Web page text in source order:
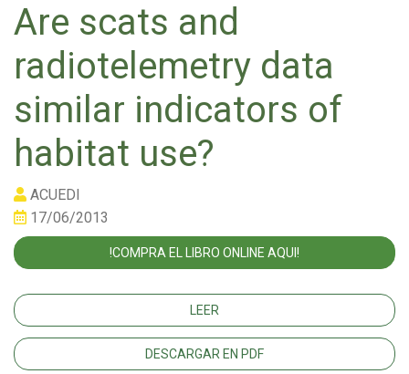
Are scats and
radiotelemetry data
similar indicators of
habitat use?
ACUEDI
17/06/2013
!COMPRA EL LIBRO ONLINE AQUI!
LEER
DESCARGAR EN PDF